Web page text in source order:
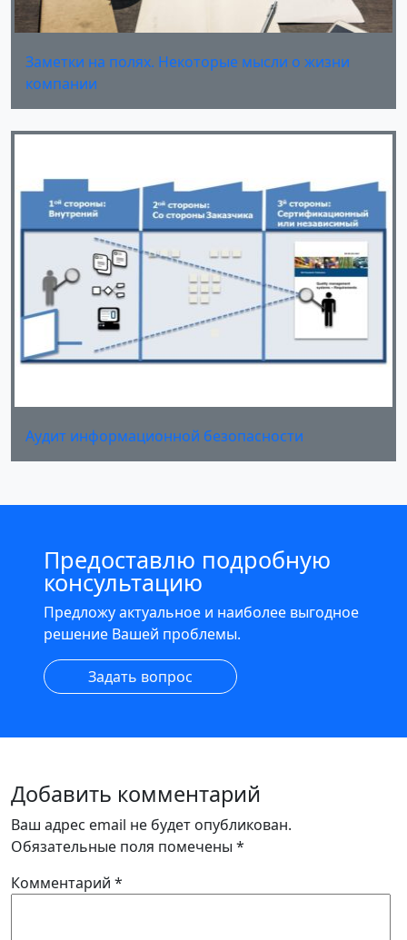
Заметки на полях. Некоторые мысли о жизни
компании
Аудит информационной безопасности
Предоставлю подробную
консультацию
Предложу актуальное и наиболее выгодное
решение Вашей проблемы.
Задать вопрос
Добавить комментарий
Ваш адрес email не будет опубликован.
Обязательные поля помечены *
Комментарий *